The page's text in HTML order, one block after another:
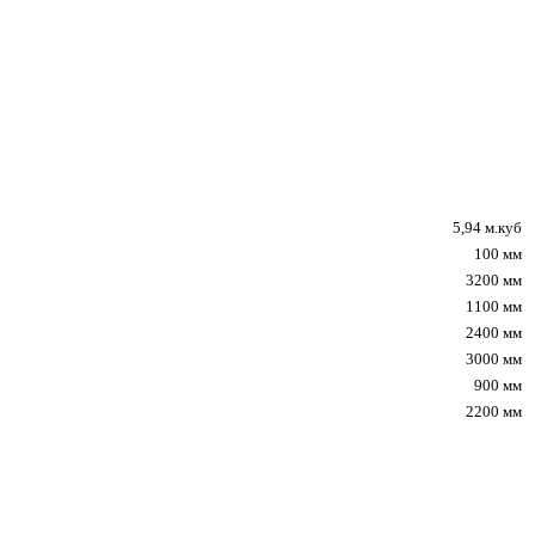
5,94 м.куб
100 мм
3200 мм
1100 мм
2400 мм
3000 мм
900 мм
2200 мм